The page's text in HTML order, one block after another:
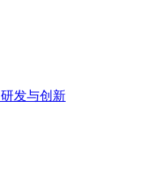
研发与创新